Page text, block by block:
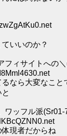
いいのか？
フィサイトへの
なら大変なこと
ワッフル派(Sr01-
現者だからね